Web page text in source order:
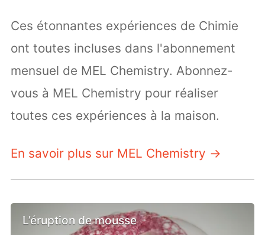
Ces étonnantes expériences de Chimie
ont toutes incluses dans l'abonnement
mensuel de MEL Chemistry. Abonnez-
vous à MEL Chemistry pour réaliser
toutes ces expériences à la maison.
En savoir plus sur MEL Chemistry →
L’éruption de mousse